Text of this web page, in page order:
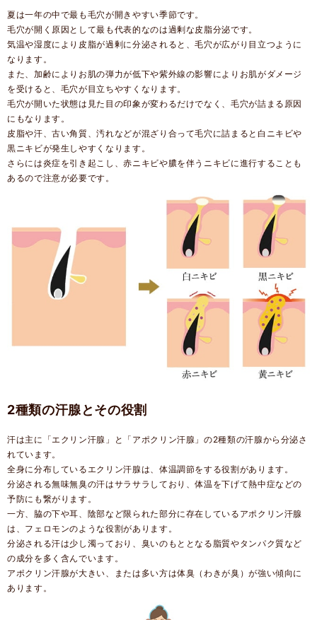
夏は一年の中で最も毛穴が開きやすい季節です。
毛穴が開く原因として最も代表的なのは過剰な皮脂分泌です。
気温や湿度により皮脂が過剰に分泌されると、毛穴が広がり目立つように
なります。
また、加齢によりお肌の弾力が低下や紫外線の影響によりお肌がダメージ
を受けると、毛穴が目立ちやすくなります。
毛穴が開いた状態は見た目の印象が変わるだけでなく、毛穴が詰まる原因
にもなります。
皮脂や汗、古い角質、汚れなどが混ざり合って毛穴に詰まると白ニキビや
黒ニキビが発生しやすくなります。
さらには炎症を引き起こし、赤ニキビや膿を伴うニキビに進行することも
あるので注意が必要です。
2種類の汗腺とその役割
汗は主に「エクリン汗腺」と「アポクリン汗腺」の2種類の汗腺から分泌さ
れています。
全身に分布しているエクリン汗腺は、体温調節をする役割があります。
分泌される無味無臭の汗はサラサラしており、体温を下げて熱中症などの
予防にも繋がります。
一方、脇の下や耳、陰部など限られた部分に存在しているアポクリン汗腺
は、フェロモンのような役割があります。
分泌される汗は少し濁っており、臭いのもととなる脂質やタンパク質など
の成分を多く含んでいます。
アポクリン汗腺が大きい、または多い方は体臭（わきが臭）が強い傾向に
あります。